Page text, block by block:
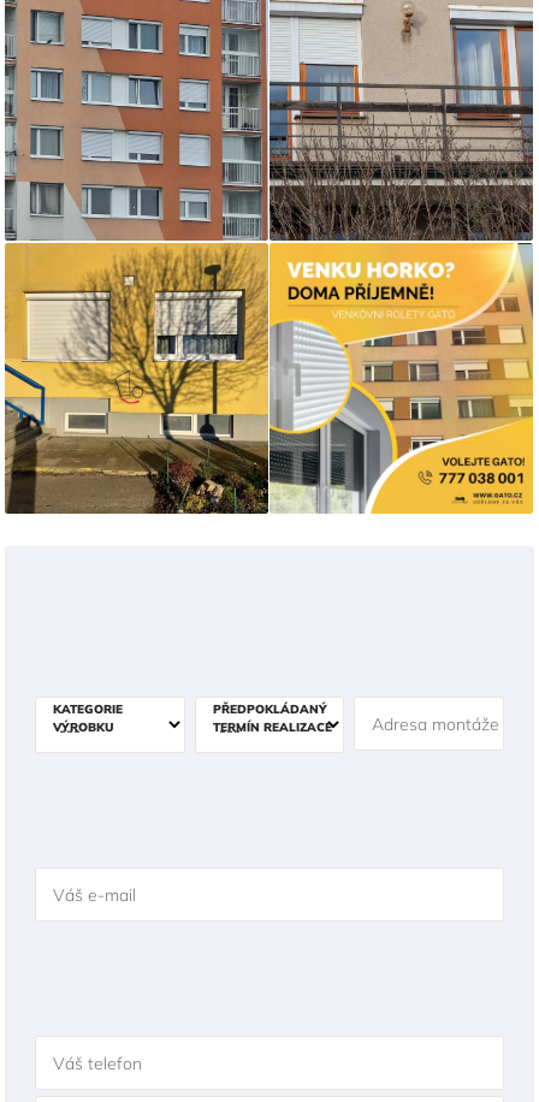
KATEGORIE
VÝROBKU
PŘEDPOKLÁDANÝ
TERMÍN REALIZACE
Adresa montáže
Váš e-mail
Váš telefon